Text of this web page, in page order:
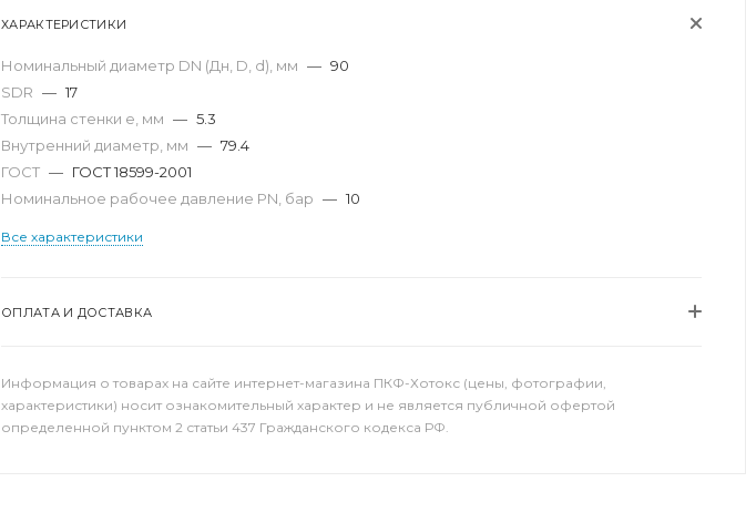
ХАРАКТЕРИСТИКИ
Номинальный диаметр DN (Дн, D, d), мм — 90
SDR — 17
Толщина стенки e, мм — 5.3
Внутренний диаметр, мм — 79.4
ГОСТ — ГОСТ 18599-2001
Номинальное рабочее давление PN, бар — 10
Все характеристики
ОПЛАТА И ДОСТАВКА
Информация о товарах на сайте интернет-магазина ПКФ-Хотокс (цены, фотографии,
характеристики) носит ознакомительный характер и не является публичной офертой
определенной пунктом 2 статьи 437 Гражданского кодекса РФ.